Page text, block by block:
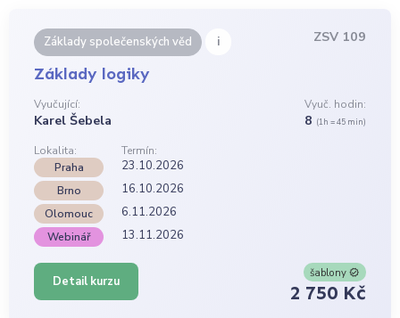
Základy společenských věd i ZSV 109
Základy logiky
Vyučující:
Karel Šebela
Vyuč. hodin:
8 (1h = 45 min)
Lokalita:
Termín:
Praha
23.10.2026
Brno 16.10.2026
Olomouc 6.11.2026
Webinář 13.11.2026
Detail kurzu
šablony
2 750 Kč